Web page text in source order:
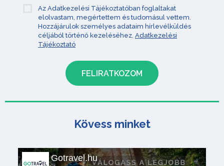
Az Adatkezelési Tájékoztatóban foglaltakat
elolvastam, megértettem és tudomásul vettem.
Hozzájárulok személyes adataim hírlevélküldés
céljából történő kezeléséhez. Adatkezelési
Tájékoztató
Kövess minket
Gotravel.hu